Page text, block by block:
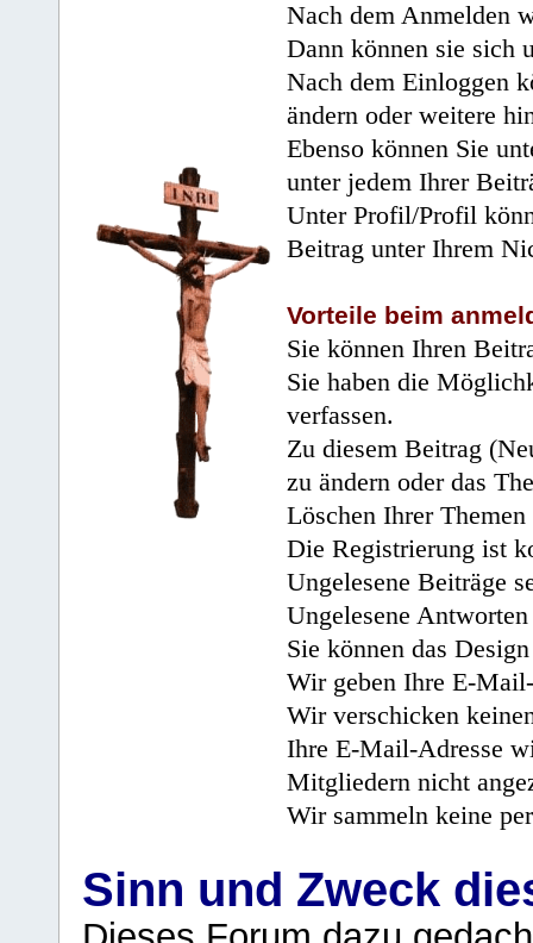
Nach dem Anmelden
Dann können sie sich
Nach dem Einloggen
ändern oder weitere
Ebenso können Sie
unter jedem Ihrer
Unter Profil/Profil
Beitrag unter Ihrem
Vorteile beim
Sie können Ihren
Sie haben die
verfassen.
Zu diesem Beitrag
zu ändern oder das
Löschen Ihrer
Die Registrierung ist
Ungelesene Beiträge
Ungelesene
Sie können das
Wir geben Ihre E-
Wir verschicken
Ihre E-Mail-Adresse
Mitgliedern nicht
Wir sammeln keine
Sinn und Zweck